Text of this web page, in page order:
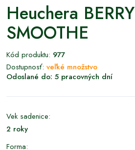
Heuchera BERRY
SMOOTHE
Kód produktu: 977
Dostupnosť: veľké množstvo
Odoslané do: 5 pracovných dní
Vek sadenice:
2 roky
Forma: